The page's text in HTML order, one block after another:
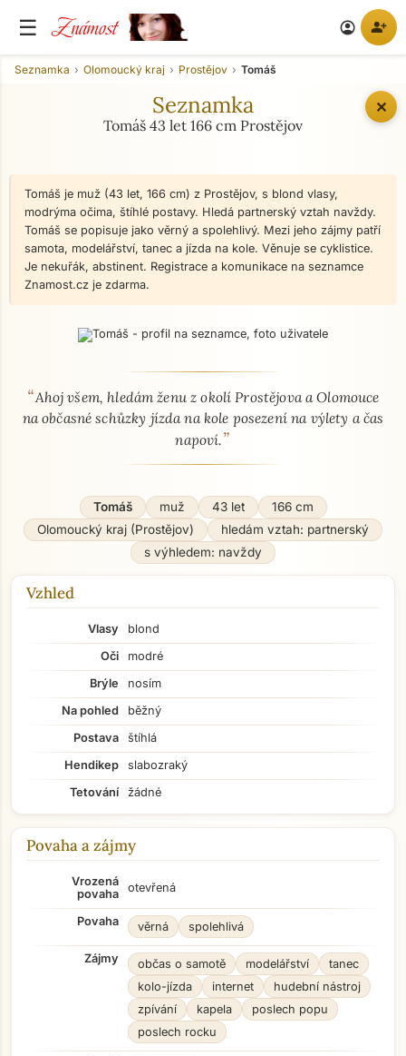
☰ Známost account_circle person_add
✕
Seznamka Olomoucký kraj Prostějov Tomáš
Seznamka
Tomáš 43 let 166 cm Prostějov
Tomáš je muž (43 let, 166 cm) z Prostějov, s blond vlasy,
modrýma očima, štíhlé postavy. Hledá partnerský vztah navždy.
Tomáš se popisuje jako věrný a spolehlivý. Mezi jeho zájmy patří
samota, modelářství, tanec a jízda na kole. Věnuje se cyklistice.
Je nekuřák, abstinent. Registrace a komunikace na seznamce
Znamost.cz je zdarma.
O mně - seznamka profil
“Ahoj všem, hledám ženu z okolí Prostějova a Olomouce
na občasné schůzky jízda na kole posezení na výlety a čas
napoví.”
Tomáš muž 43 let
166 cm
Olomoucký kraj (Prostějov)
hledám vztah: partnerský
s výhledem: navždy
Vzhled
Vlasy
blond
Oči
modré
Brýle
nosím
Na pohled
běžný
Postava
štíhlá
Hendikep
slabozraký
Tetování
žádné
Povaha a zájmy
Vrozená
povaha
otevřená
Povaha věrná spolehlivá
Zájmy občas o samotě modelářství
tanec
kolo-jízda
internet
hudební nástroj
zpívání
kapela
poslech popu
poslech rocku